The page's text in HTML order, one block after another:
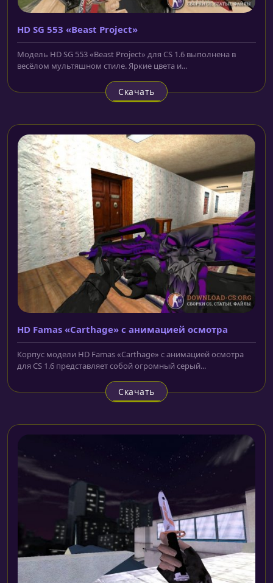
HD SG 553 «Beast Project»
Модель HD SG 553 «Beast Project» для CS 1.6 выполнена в
весёлом мультяшном стиле. Яркие цвета и...
Скачать
HD Famas «Carthage» с анимацией осмотра
Корпус модели HD Famas «Carthage» с анимацией осмотра
для CS 1.6 представляет собой огромный серый...
Скачать